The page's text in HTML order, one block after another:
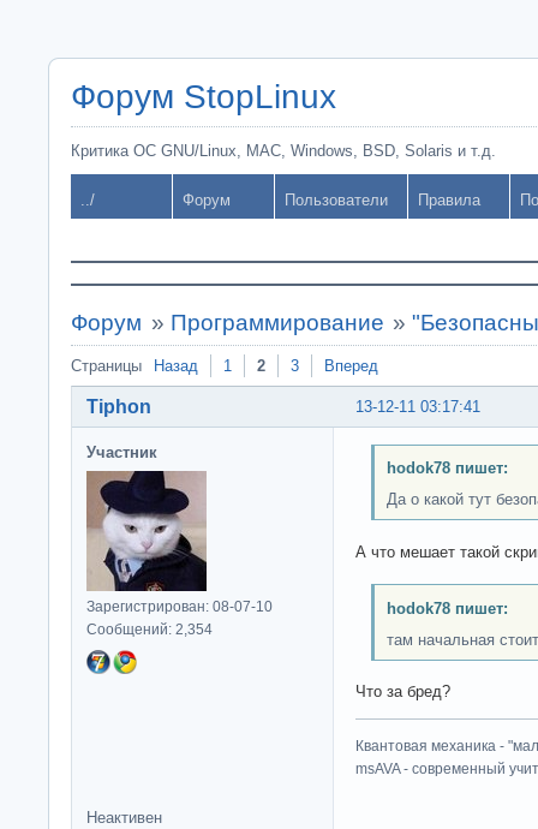
Форум StopLinux
Критика ОС GNU/Linux, MAC, Windows, BSD, Solaris и т.д.
../ Форум Пользователи Правила
Форум » Программирование »
Страницы Назад 1 2 3 Вперед
13-12-11 03:17:41
Tiphon
Участник
Зарегистрирован: 08-07-10
Сообщений: 2,354
hodok78 пишет:
Да о какой тут
А что мешает такой
hodok78 пишет:
там начальная
Что за бред?
Квантовая механика -
msAVA - современный
Неактивен